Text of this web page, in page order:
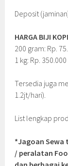
Deposit
HARGA BIJI KOPI
200 gram: Rp.
1 kg: Rp. 350.000
Tersedia juga
1.2jt/hari).
List lengkap
*Jagoan Sewa
/ peralatan